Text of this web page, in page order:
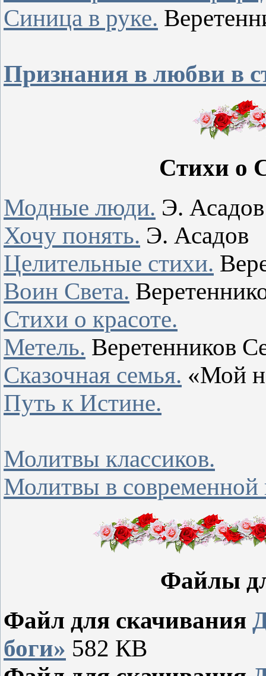
Синица в руке.
Признания в любви в
Стихи о
Модные люди. Э. Асадов
Хочу понять. Э. Асадов
Целительные стихи.
Воин Света.
Стихи о красоте.
Метель. Веретенников
Сказочная семья. «Мой
Путь к Истине.
Молитвы классиков.
Молитвы в современной
Файлы
Файл для скачивания
боги» 582 КВ